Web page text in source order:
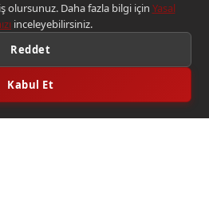
olursunuz. Daha fazla bilgi için Yasal
inceleyebilirsiniz.
Reddet
Kabul Et